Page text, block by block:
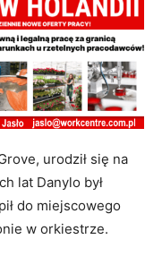
urodził się na
lat Danylo był
do miejscowego
w orkiestrze.